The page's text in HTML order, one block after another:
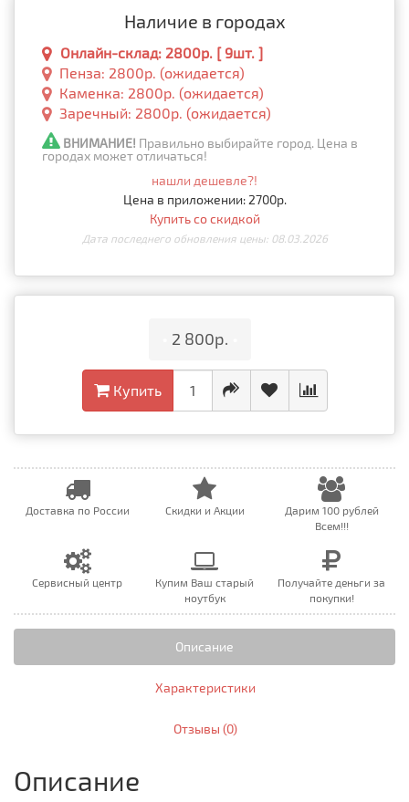
Наличие в городах
Онлайн-склад: 2800р. [ 9шт. ]
Пенза: 2800р. (ожидается)
Каменка: 2800р. (ожидается)
Заречный: 2800р. (ожидается)
ВНИМАНИЕ! Правильно выбирайте город. Цена в
городах может отличаться!
нашли дешевле?!
Цена в приложении: 2700р.
Купить со скидкой
Дата последнего обновления цены: 08.03.2026
2 800р.
Купить
Доставка по России Скидки и Акции
Дарим 100 рублей
Всем!!!
Сервисный центр
Купим Ваш старый
ноутбук
Получайте деньги за
покупки!
Описание
Характеристики
Отзывы (0)
Описание